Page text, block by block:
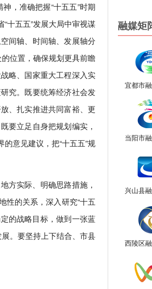
，准确把握“十五五”时期
十五五”发展大局中审视谋
间轴、时间轴、发展轴分
位置，确保规划更具前瞻
略、国家重大工程深入实
究。既要统筹经济社会发
、扎实推进共同富裕、更
要立足自身把规划编实，
意见建议，把“十五五”规
方实际、明确思路措施，
性的关系，深入研究“十五
的战略目标，做到一张蓝
。要坚持上下结合、市县
融媒矩
宜都市
当阳市
兴山县
西陵区